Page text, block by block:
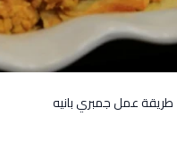
طريقة عمل جمبري بانيه